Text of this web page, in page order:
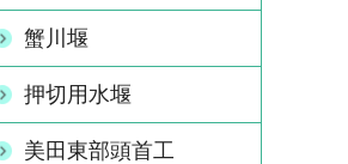
蟹川堰
押切用水堰
美田東部頭首工